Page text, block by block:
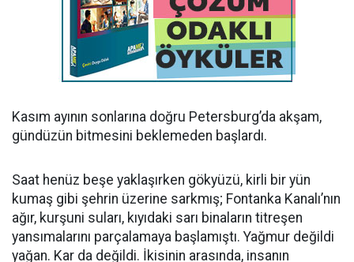
Kasım ayının sonlarına doğru Petersburg’da akşam,
gündüzün bitmesini beklemeden başlardı.
Saat henüz beşe yaklaşırken gökyüzü, kirli bir yün
kumaş gibi şehrin üzerine sarkmış; Fontanka Kanalı’nın
ağır, kurşuni suları, kıyıdaki sarı binaların titreşen
yansımalarını parçalamaya başlamıştı. Yağmur değildi
yağan. Kar da değildi. İkisinin arasında, insanın